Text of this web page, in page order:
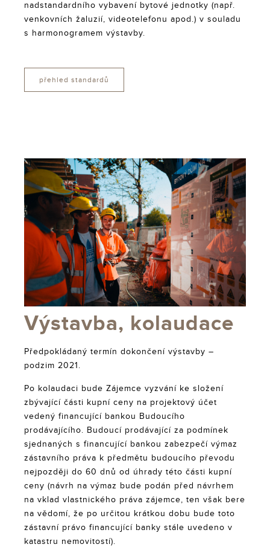
nadstandardního vybavení bytové jednotky (např.
venkovních žaluzií, videotelefonu apod.) v souladu
s harmonogramem výstavby.
přehled standardů
Výstavba, kolaudace
Předpokládaný termín dokončení výstavby –
podzim 2021.
Po kolaudaci bude Zájemce vyzvání ke složení
zbývající části kupní ceny na projektový účet
vedený financující bankou Budoucího
prodávajícího. Budoucí prodávající za podmínek
sjednaných s financující bankou zabezpečí výmaz
zástavního práva k předmětu budoucího převodu
nejpozději do 60 dnů od úhrady této části kupní
ceny (návrh na výmaz bude podán před návrhem
na vklad vlastnického práva zájemce, ten však bere
na vědomí, že po určitou krátkou dobu bude toto
zástavní právo financující banky stále uvedeno v
katastru nemovitostí).